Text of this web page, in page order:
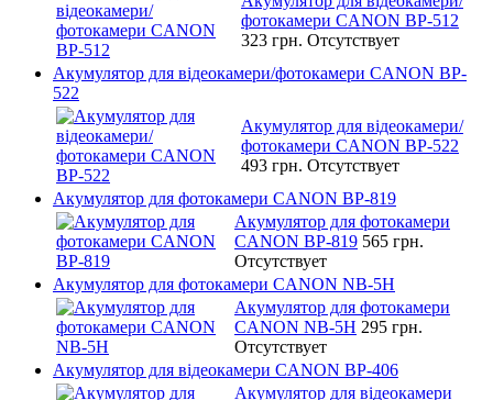
фотокамери CANON BP-512
323 грн. Отсутствует
Акумулятор для відеокамери/фотокамери CANON BP-
522
Акумулятор для відеокамери/
фотокамери CANON BP-522
493 грн. Отсутствует
Акумулятор для фотокамери CANON BP-819
Акумулятор для фотокамери
CANON BP-819 565 грн.
Отсутствует
Акумулятор для фотокамери CANON NB-5H
Акумулятор для фотокамери
CANON NB-5H 295 грн.
Отсутствует
Акумулятор для відеокамери CANON BP-406
Акумулятор для відеокамери